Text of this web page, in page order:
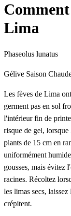
Lima
Phaseolus lunatus
Gélive Saison
Les fèves de Lima
germent pas en sol
l'intérieur fin de
risque de gel, lorsque
plants de 15 cm en
uniformément
gousses, mais évitez
racines. Récoltez
les limas secs,
crépitent.